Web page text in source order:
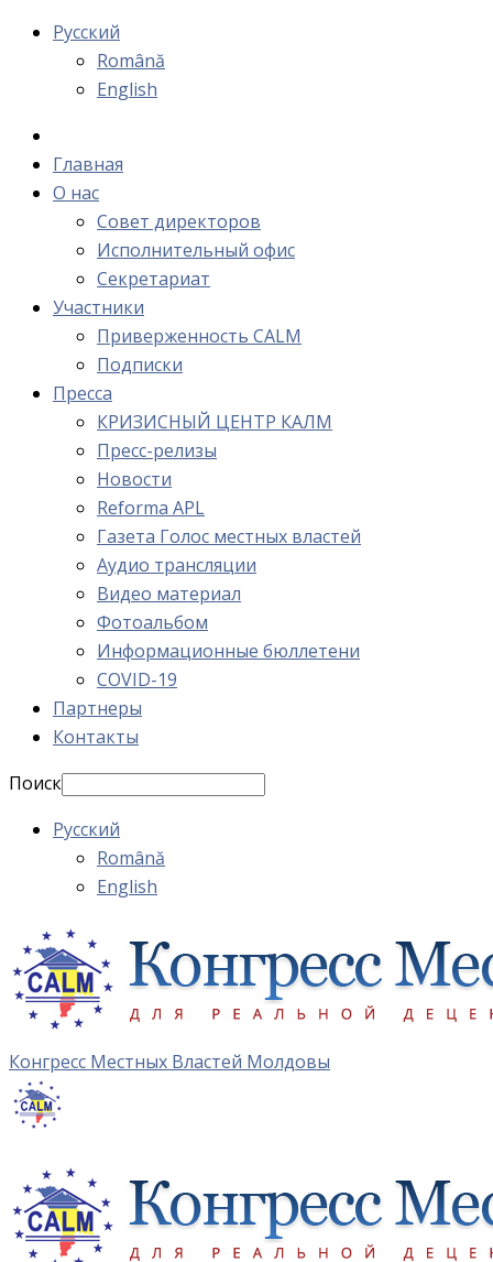
Русский
Română
English
Главная
О нас
Cовет директоров
Исполнительный офис
Cекретариат
Участники
Приверженность CALM
Подписки
Пресса
КРИЗИСНЫЙ ЦЕНТР КАЛМ
Пресс-релизы
Новости
Reforma APL
Газета Голос местных властей
Аудио трансляции
Видео материал
Фотоальбом
Информационные бюллетени
COVID-19
Партнеры
Контакты
Поиск
Русский
Română
English
Конгресс Местных Властей Молдовы